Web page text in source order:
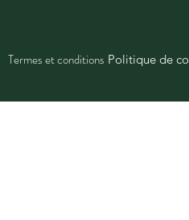
Termes et conditions Politique de